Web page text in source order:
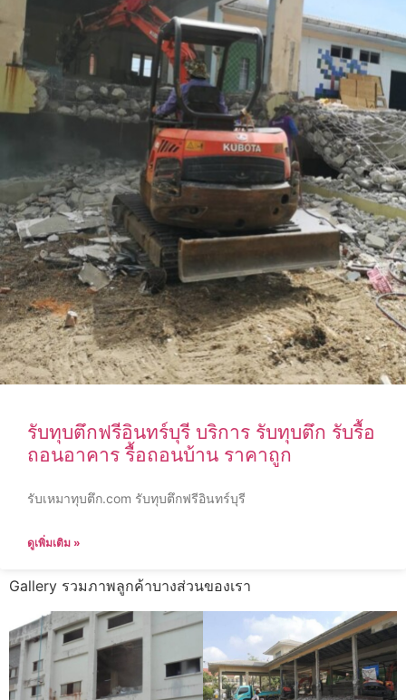
รับทุบตึกฟรีอินทร์บุรี บริการ รับทุบตึก รับรื้อ
ถอนอาคาร รื้อถอนบ้าน ราคาถูก
รับเหมาทุบตึก.com รับทุบตึกฟรีอินทร์บุรี
ดูเพิ่มเติม »
Gallery รวมภาพลูกค้าบางส่วนของเรา